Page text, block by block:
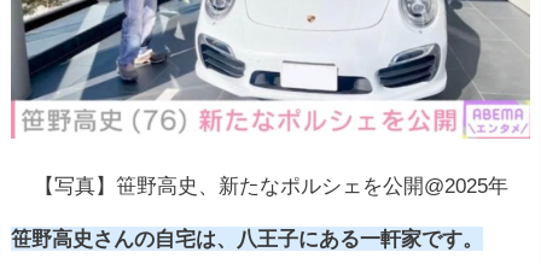
【写真】笹野高史、新たなポルシェを公開@2025年
笹野高史さんの自宅は、八王子にある一軒家です。